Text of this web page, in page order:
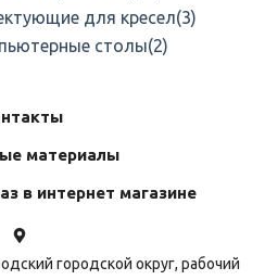
для кресел(3)
столы(2)
материалы
в интернет магазине
городской округ, рабочий